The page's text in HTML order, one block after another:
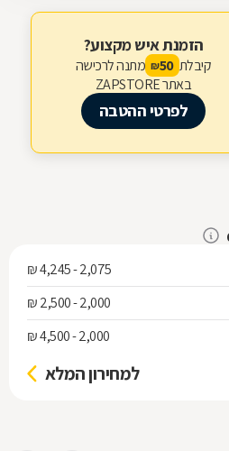
הזמנת איש מקצוע?
קיבלת 50
₪ מתנה לרכישה
באתר ZAPSTORE
לפרטי ההטבה
2,075 - 4,245 ₪
2,000 - 2,500 ₪
2,000 - 4,500 ₪
למחירון המלא